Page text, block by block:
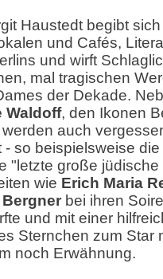
Haustedt begibt
und Cafés,
und wirft
mal tragischen
der Dekade.
Waldoff, den Ikonen
werden auch
- so beispielsweise
"letzte große
wie Erich Maria
bei ihren
und mit einer
Sternchen zum Star
noch Erwähnung.